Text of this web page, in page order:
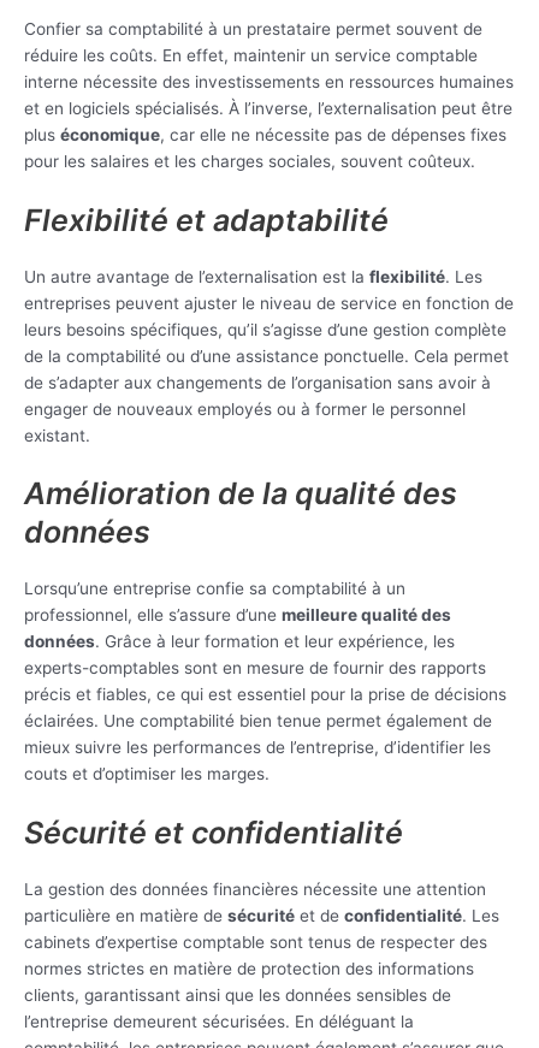
Confier sa comptabilité à un prestataire permet souvent de
réduire les coûts. En effet, maintenir un service comptable
interne nécessite des investissements en ressources humaines
et en logiciels spécialisés. À l’inverse, l’externalisation peut être
plus économique, car elle ne nécessite pas de dépenses fixes
pour les salaires et les charges sociales, souvent coûteux.
Flexibilité et adaptabilité
Un autre avantage de l’externalisation est la flexibilité. Les
entreprises peuvent ajuster le niveau de service en fonction de
leurs besoins spécifiques, qu’il s’agisse d’une gestion complète
de la comptabilité ou d’une assistance ponctuelle. Cela permet
de s’adapter aux changements de l’organisation sans avoir à
engager de nouveaux employés ou à former le personnel
existant.
Amélioration de la qualité des
données
Lorsqu’une entreprise confie sa comptabilité à un
professionnel, elle s’assure d’une meilleure qualité des
données. Grâce à leur formation et leur expérience, les
experts-comptables sont en mesure de fournir des rapports
précis et fiables, ce qui est essentiel pour la prise de décisions
éclairées. Une comptabilité bien tenue permet également de
mieux suivre les performances de l’entreprise, d’identifier les
couts et d’optimiser les marges.
Sécurité et confidentialité
La gestion des données financières nécessite une attention
particulière en matière de sécurité et de confidentialité. Les
cabinets d’expertise comptable sont tenus de respecter des
normes strictes en matière de protection des informations
clients, garantissant ainsi que les données sensibles de
l’entreprise demeurent sécurisées. En déléguant la